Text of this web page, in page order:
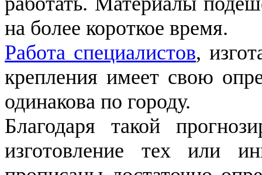
на более короткое время.
Работа специалистов,
крепления имеет свою
одинакова по городу.
Благодаря такой
изготовление тех или